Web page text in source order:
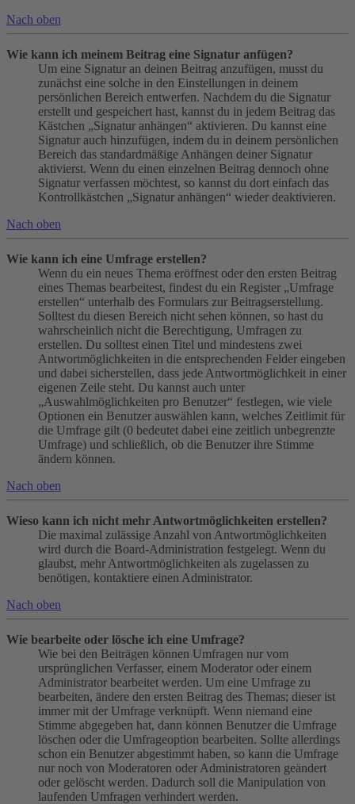
Nach oben
Wie kann ich meinem Beitrag eine Signatur anfügen?
Um eine Signatur an deinen Beitrag anzufügen, musst du
zunächst eine solche in den Einstellungen in deinem
persönlichen Bereich entwerfen. Nachdem du die Signatur
erstellt und gespeichert hast, kannst du in jedem Beitrag das
Kästchen „Signatur anhängen“ aktivieren. Du kannst eine
Signatur auch hinzufügen, indem du in deinem persönlichen
Bereich das standardmäßige Anhängen deiner Signatur
aktivierst. Wenn du einen einzelnen Beitrag dennoch ohne
Signatur verfassen möchtest, so kannst du dort einfach das
Kontrollkästchen „Signatur anhängen“ wieder deaktivieren.
Nach oben
Wie kann ich eine Umfrage erstellen?
Wenn du ein neues Thema eröffnest oder den ersten Beitrag
eines Themas bearbeitest, findest du ein Register „Umfrage
erstellen“ unterhalb des Formulars zur Beitragserstellung.
Solltest du diesen Bereich nicht sehen können, so hast du
wahrscheinlich nicht die Berechtigung, Umfragen zu
erstellen. Du solltest einen Titel und mindestens zwei
Antwortmöglichkeiten in die entsprechenden Felder eingeben
und dabei sicherstellen, dass jede Antwortmöglichkeit in einer
eigenen Zeile steht. Du kannst auch unter
„Auswahlmöglichkeiten pro Benutzer“ festlegen, wie viele
Optionen ein Benutzer auswählen kann, welches Zeitlimit für
die Umfrage gilt (0 bedeutet dabei eine zeitlich unbegrenzte
Umfrage) und schließlich, ob die Benutzer ihre Stimme
ändern können.
Nach oben
Wieso kann ich nicht mehr Antwortmöglichkeiten erstellen?
Die maximal zulässige Anzahl von Antwortmöglichkeiten
wird durch die Board-Administration festgelegt. Wenn du
glaubst, mehr Antwortmöglichkeiten als zugelassen zu
benötigen, kontaktiere einen Administrator.
Nach oben
Wie bearbeite oder lösche ich eine Umfrage?
Wie bei den Beiträgen können Umfragen nur vom
ursprünglichen Verfasser, einem Moderator oder einem
Administrator bearbeitet werden. Um eine Umfrage zu
bearbeiten, ändere den ersten Beitrag des Themas; dieser ist
immer mit der Umfrage verknüpft. Wenn niemand eine
Stimme abgegeben hat, dann können Benutzer die Umfrage
löschen oder die Umfrageoption bearbeiten. Sollte allerdings
schon ein Benutzer abgestimmt haben, so kann die Umfrage
nur noch von Moderatoren oder Administratoren geändert
oder gelöscht werden. Dadurch soll die Manipulation von
laufenden Umfragen verhindert werden.